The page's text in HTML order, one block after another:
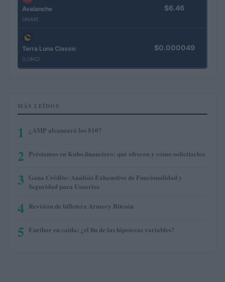
Avalanche
(AVAX)
$6.46
Terra Luna Classic
(LUNC)
$0.000049
MÁS LEÍDOS
1 ¿AMP alcanzará los $10?
2 Préstamos en Kubo.financiero: qué ofrecen y cómo solicitarlos
3 Gana Crédito: Análisis Exhaustivo de Funcionalidad y
Seguridad para Usuarios
4 Revisión de billetera Armory Bitcoin
5 Euríbor en caída: ¿el fin de las hipotecas variables?